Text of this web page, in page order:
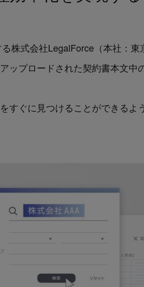
株式会社LegalForce（本社：
ップロードされた契約書本文中
すぐに見つけることができるよ